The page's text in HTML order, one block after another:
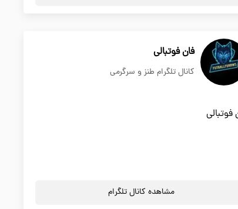
فان فوتبالی
کانال تلگرام طنز و سرگرمی
فوتبالی
مشاهده کانال تلگرام